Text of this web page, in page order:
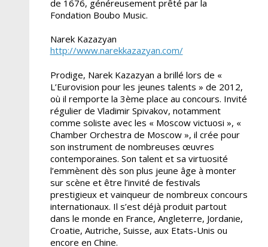
de 1676, généreusement prêté par la
Fondation Boubo Music.
Narek Kazazyan
http://www.narekkazazyan.com/
Prodige, Narek Kazazyan a brillé lors de «
L’Eurovision pour les jeunes talents » de 2012,
où il rem­porte la 3ème place au concours. Invité
régulier de Vladimir Spivakov, notamment
comme soliste avec les « Moscow victuosi », «
Cham­ber Orchestra de Moscow », il crée pour
son instrument de nombreuses œuvres
contem­poraines. Son talent et sa vir­tuosité
l’emmènent dès son plus jeune âge à monter
sur scène et être l’invité de festivals
prestigieux et vainqueur de nombreux concours
internationaux. Il s’est déjà produit partout
dans le monde en France, Angleterre, Jordanie,
Croatie, Autriche, Suisse, aux Etats-Unis ou
encore en Chine.